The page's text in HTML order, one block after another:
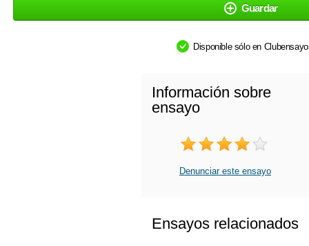
Guardar
Disponible sólo en
Información sobre
ensayo
Denunciar este ensayo
Ensayos relacionados